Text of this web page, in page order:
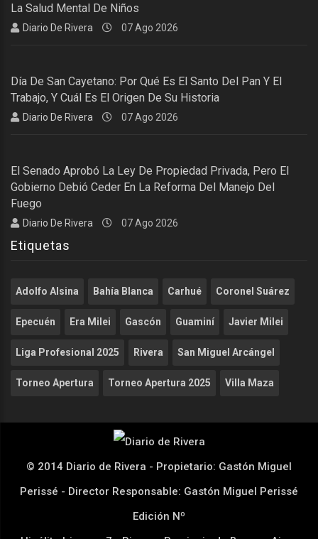
La Salud Mental De Niños
Diario De Rivera 07 Ago 2026
Día De San Cayetano: Por Qué Es El Santo Del Pan Y El
Trabajo, Y Cuál Es El Origen De Su Historia
Diario De Rivera 07 Ago 2026
El Senado Aprobó La Ley De Propiedad Privada, Pero El
Gobierno Debió Ceder En La Reforma Del Manejo Del
Fuego
Diario De Rivera 07 Ago 2026
Etiquetas
Adolfo Alsina Bahía Blanca Carhué Coronel Suárez
Epecuén Era Milei Gascón Guaminí Javier Milei
Liga Profesional 2025 Rivera San Miguel Arcángel
Torneo Apertura Torneo Apertura 2025 Villa Maza
© 2014 Diario de Rivera - Propietario: Gastón Miguel
Perissé - Director Responsable: Gastón Miguel Perissé
Edición Nº